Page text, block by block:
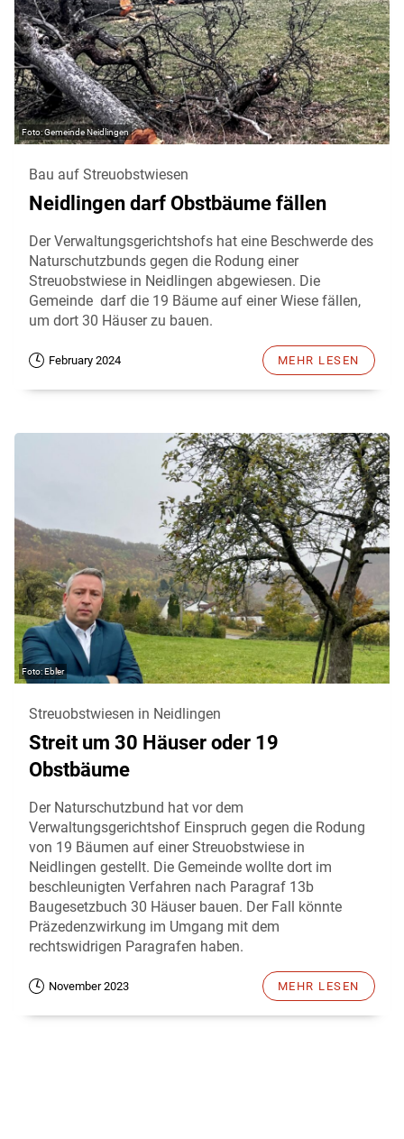
Gemeinde Neidlingen
Bau auf Streuobstwiesen
Neidlingen darf Obstbäume fällen
Der Verwaltungsgerichtshofs hat eine Beschwerde des
Naturschutzbunds gegen die Rodung einer
Streuobstwiese in Neidlingen abgewiesen. Die
Gemeinde darf die 19 Bäume auf einer Wiese fällen,
um dort 30 Häuser zu bauen.
February 2024 MEHR LESEN
Ebler
Streuobstwiesen in Neidlingen
Streit um 30 Häuser oder 19
Obstbäume
Der Naturschutzbund hat vor dem
Verwaltungsgerichtshof Einspruch gegen die Rodung
von 19 Bäumen auf einer Streuobstwiese in
Neidlingen gestellt. Die Gemeinde wollte dort im
beschleunigten Verfahren nach Paragraf 13b
Baugesetzbuch 30 Häuser bauen. Der Fall könnte
Präzedenzwirkung im Umgang mit dem
rechtswidrigen Paragrafen haben.
November 2023 MEHR LESEN